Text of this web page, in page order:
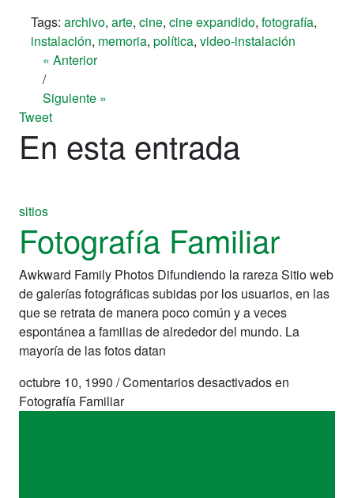
Tags: archivo, arte, cine, cine expandido, fotografía,
instalación, memoria, política, video-instalación
« Anterior
/
Siguiente »
Tweet
En esta entrada
sitios
Fotografía Familiar
Awkward Family Photos Difundiendo la rareza Sitio web
de galerías fotográficas subidas por los usuarios, en las
que se retrata de manera poco común y a veces
espontánea a familias de alrededor del mundo. La
mayoría de las fotos datan
octubre 10, 1990 /Comentarios desactivadosen
Fotografía Familiar